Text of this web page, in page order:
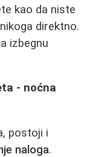
kao da niste
direktno.
izbegnu
- noćna
postoji i
naloga.